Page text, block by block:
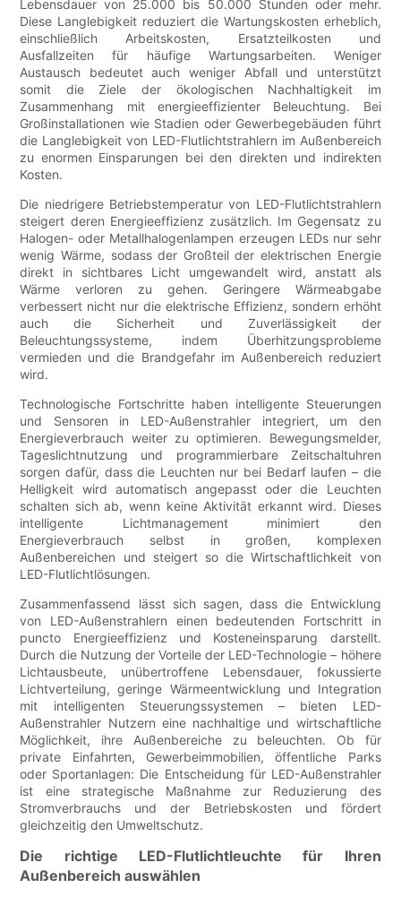
Lebensdauer von 25.000 bis 50.000 Stunden oder mehr.
Diese Langlebigkeit reduziert die Wartungskosten erheblich,
einschließlich Arbeitskosten, Ersatzteilkosten und
Ausfallzeiten für häufige Wartungsarbeiten. Weniger
Austausch bedeutet auch weniger Abfall und unterstützt
somit die Ziele der ökologischen Nachhaltigkeit im
Zusammenhang mit energieeffizienter Beleuchtung. Bei
Großinstallationen wie Stadien oder Gewerbegebäuden führt
die Langlebigkeit von LED-Flutlichtstrahlern im Außenbereich
zu enormen Einsparungen bei den direkten und indirekten
Kosten.
Die niedrigere Betriebstemperatur von LED-Flutlichtstrahlern
steigert deren Energieeffizienz zusätzlich. Im Gegensatz zu
Halogen- oder Metallhalogenlampen erzeugen LEDs nur sehr
wenig Wärme, sodass der Großteil der elektrischen Energie
direkt in sichtbares Licht umgewandelt wird, anstatt als
Wärme verloren zu gehen. Geringere Wärmeabgabe
verbessert nicht nur die elektrische Effizienz, sondern erhöht
auch die Sicherheit und Zuverlässigkeit der
Beleuchtungssysteme, indem Überhitzungsprobleme
vermieden und die Brandgefahr im Außenbereich reduziert
wird.
Technologische Fortschritte haben intelligente Steuerungen
und Sensoren in LED-Außenstrahler integriert, um den
Energieverbrauch weiter zu optimieren. Bewegungsmelder,
Tageslichtnutzung und programmierbare Zeitschaltuhren
sorgen dafür, dass die Leuchten nur bei Bedarf laufen – die
Helligkeit wird automatisch angepasst oder die Leuchten
schalten sich ab, wenn keine Aktivität erkannt wird. Dieses
intelligente Lichtmanagement minimiert den
Energieverbrauch selbst in großen, komplexen
Außenbereichen und steigert so die Wirtschaftlichkeit von
LED-Flutlichtlösungen.
Zusammenfassend lässt sich sagen, dass die Entwicklung
von LED-Außenstrahlern einen bedeutenden Fortschritt in
puncto Energieeffizienz und Kosteneinsparung darstellt.
Durch die Nutzung der Vorteile der LED-Technologie – höhere
Lichtausbeute, unübertroffene Lebensdauer, fokussierte
Lichtverteilung, geringe Wärmeentwicklung und Integration
mit intelligenten Steuerungssystemen – bieten LED-
Außenstrahler Nutzern eine nachhaltige und wirtschaftliche
Möglichkeit, ihre Außenbereiche zu beleuchten. Ob für
private Einfahrten, Gewerbeimmobilien, öffentliche Parks
oder Sportanlagen: Die Entscheidung für LED-Außenstrahler
ist eine strategische Maßnahme zur Reduzierung des
Stromverbrauchs und der Betriebskosten und fördert
gleichzeitig den Umweltschutz.
Die richtige LED-Flutlichtleuchte für Ihren
Außenbereich auswählen